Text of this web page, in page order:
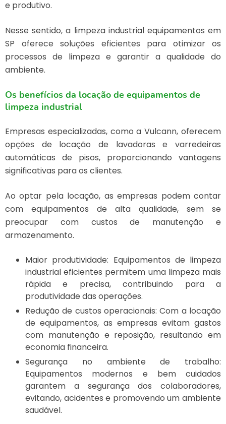
e produtivo.
Nesse sentido, a limpeza industrial equipamentos em
SP oferece soluções eficientes para otimizar os
processos de limpeza e garantir a qualidade do
ambiente.
Os benefícios da locação de equipamentos de
limpeza industrial
Empresas especializadas, como a Vulcann, oferecem
opções de locação de lavadoras e varredeiras
automáticas de pisos, proporcionando vantagens
significativas para os clientes.
Ao optar pela locação, as empresas podem contar
com equipamentos de alta qualidade, sem se
preocupar com custos de manutenção e
armazenamento.
Maior produtividade: Equipamentos de limpeza
industrial eficientes permitem uma limpeza mais
rápida e precisa, contribuindo para a
produtividade das operações.
Redução de custos operacionais: Com a locação
de equipamentos, as empresas evitam gastos
com manutenção e reposição, resultando em
economia financeira.
Segurança no ambiente de trabalho:
Equipamentos modernos e bem cuidados
garantem a segurança dos colaboradores,
evitando, acidentes e promovendo um ambiente
saudável.